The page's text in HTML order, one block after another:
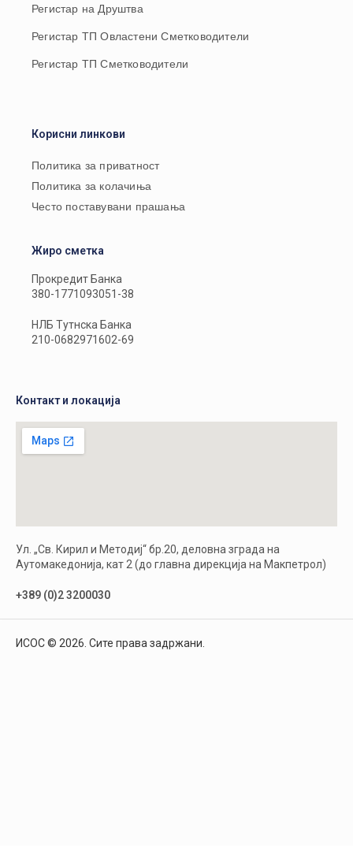
Регистар на Друштва
Регистар ТП Овластени Сметководители
Регистар ТП Сметководители
Корисни линкови
Политика за приватност
Политика за колачиња
Често поставувани прашања
Жиро сметка
Прокредит Банка
380-1771093051-38
НЛБ Тутнска Банка
210-0682971602-69
Контакт и локација
Ул. „Св. Кирил и Методиј“ бр.20, деловна зграда на
Аутомакедонија, кат 2 (до главна дирекција на Макпетрол)
+389 (0)2 3200030
ИСОС © 2026. Сите права задржани.